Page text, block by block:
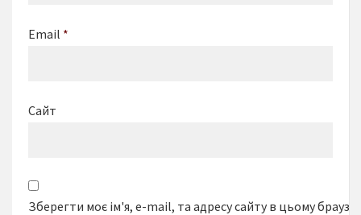
Email *
Сайт
Зберегти моє ім'я, e-mail, та адресу сайту в цьому